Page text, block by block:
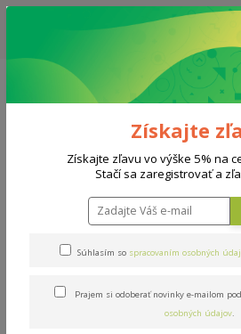
ZĽAVA: VŠETKY VYSTAVENÉ POSTELE ZA
PODĽA VÝBERU / DODACIA LEHOTA JE
0908 777 700 Po-So: 10-18 hod.
Doplnky Top Lazy 120x200cm
Top Lazy
Získajte
Získajte zľavu vo výške 5% na
Stačí sa zaregistrovať a
Súhlasím so spracovaním osobných
Prajem si odoberať novinky e-mailom
osobných údajov.